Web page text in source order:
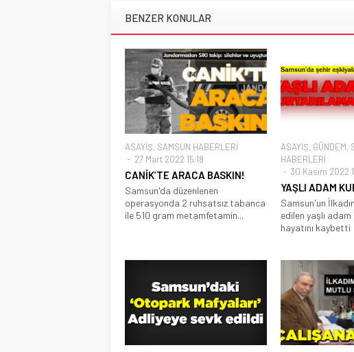
BENZER KONULAR
ASAYİŞ, SAMSUN HABERLERİ
27 Mart 2022 15:18
CANİK’TE ARACA BASKIN!
Samsun'da düzenlenen
operasyonda 2 ruhsatsız tabanca
ile 510 gram metamfetamin...
ASAYİŞ, GÜNDEM,
HABERLERİ
30 Kasım 2022
YAŞLI ADAM
Samsun'un
edilen yaşlı
hayatını kaybetti